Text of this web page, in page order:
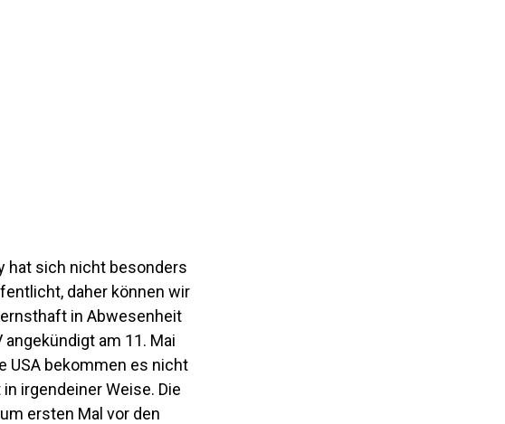
hat sich nicht besonders
daher können wir
in Abwesenheit
am 11. Mai
USA bekommen es nicht
irgendeiner Weise. Die
ersten Mal vor den